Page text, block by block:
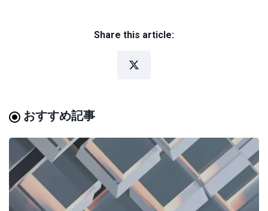
Share this article:
おすすめ記事